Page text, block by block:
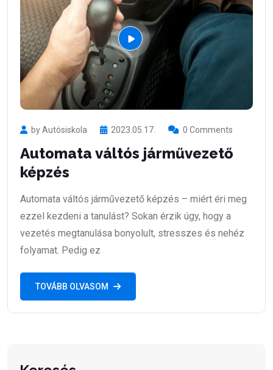
by Autósiskola 2023.05.17. 0 Comments
Automata váltós járművezető
képzés
Automata váltós járművezető képzés – miért éri meg
ezzel kezdeni a tanulást? Sokan érzik úgy, hogy a
vezetés megtanulása bonyolult, stresszes és nehéz
folyamat. Pedig ez
TOVÁBB OLVASOM